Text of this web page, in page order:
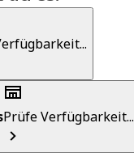
Prüfe Verfügbarkeit...